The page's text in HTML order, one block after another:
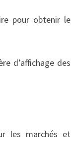
pour obtenir le
d’affichage des
les marchés et